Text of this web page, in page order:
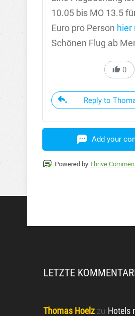
10.05 bis MO 13.5
Euro pro Person hier
Schönen Flug ab
0
Reply to
Add your
Powered by Thrive
LETZTE
Thomas Hoelz zu Hotels